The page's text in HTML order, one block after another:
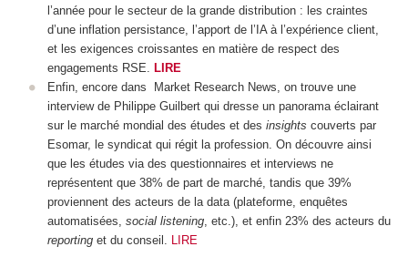
l’année pour le secteur de la grande distribution : les craintes
d’une inflation persistance, l’apport de l’IA à l’expérience client,
et les exigences croissantes en matière de respect des
engagements RSE. LIRE
Enfin, encore dans Market Research News, on trouve une
interview de Philippe Guilbert qui dresse un panorama éclairant
sur le marché mondial des études et des insights couverts par
Esomar, le syndicat qui régit la profession. On découvre ainsi
que les études via des questionnaires et interviews ne
représentent que 38% de part de marché, tandis que 39%
proviennent des acteurs de la data (plateforme, enquêtes
automatisées, social listening, etc.), et enfin 23% des acteurs du
reporting et du conseil. LIRE